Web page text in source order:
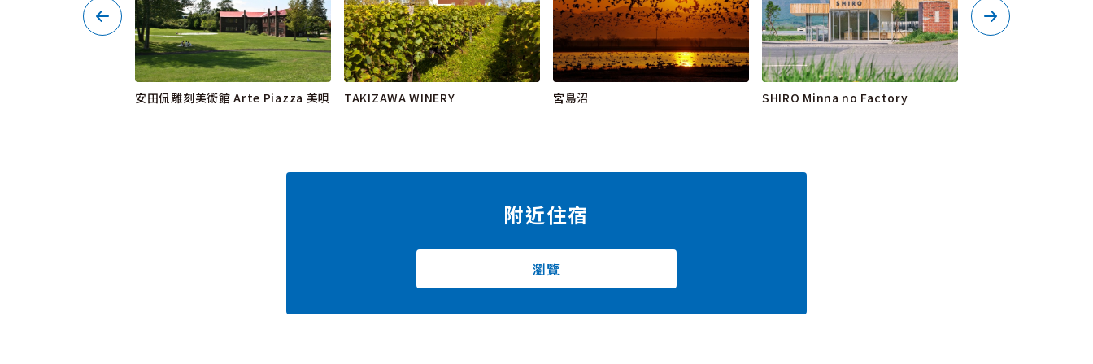
安田侃雕刻美術館 Arte Piazza 美唄 TAKIZAWA WINERY 宮島沼 SHIRO Minna no Factory
附近住宿
瀏覽